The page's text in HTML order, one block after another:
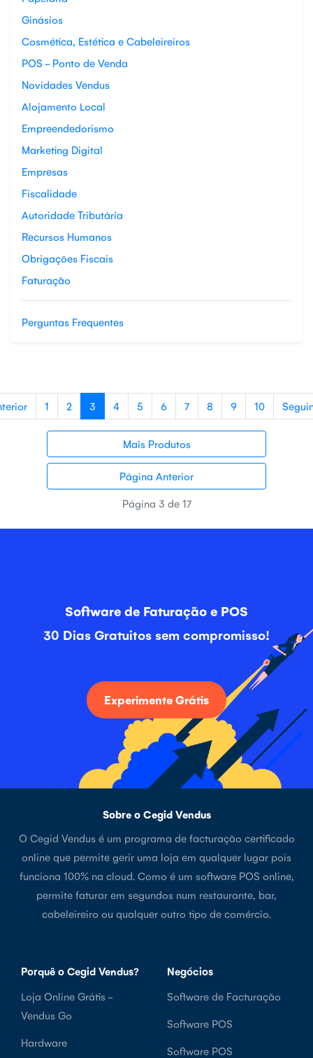
Ginásios
Cosmética, Estética e Cabeleireiros
POS - Ponto de Venda
Novidades Vendus
Alojamento Local
Empreendedorismo
Marketing Digital
Empresas
Fiscalidade
Autoridade Tributária
Recursos Humanos
Obrigações Fiscais
Faturação
Perguntas Frequentes
1 2 3 4 5 6 7 8 9 10
Mais Produtos
Página Anterior
Página 3 de 17
Software de Faturação e POS
30 Dias Gratuitos sem compromisso!
Experimente Grátis
Sobre o Cegid Vendus
O Cegid Vendus é um programa de facturação certificado
online que permite gerir uma loja em qualquer lugar pois
funciona 100% na cloud. Como é um software POS online,
permite faturar em segundos num restaurante, bar,
cabeleireiro ou qualquer outro tipo de comércio.
Porquê o Cegid Vendus?
Loja Online Grátis -
Vendus Go
Hardware
Negócios
Software de Facturação
Software POS
Software POS